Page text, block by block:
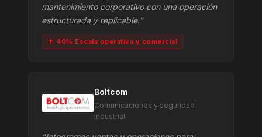
mantenimiento corporativo con una operación
estructurada y replicable."
↑ 40% Escala operativa y comercial
Boltcom
Comunicaciones y seguridad
industrial